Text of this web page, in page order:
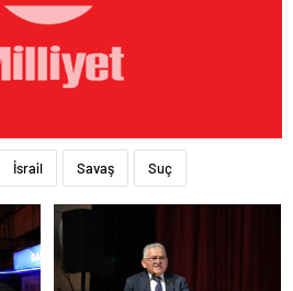
İsrail Savaş Suç